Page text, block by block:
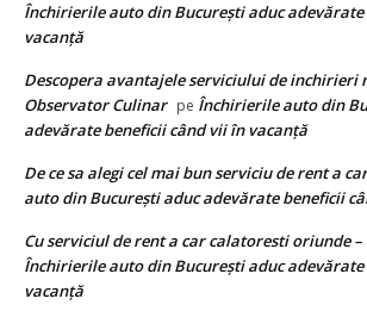
Închirierile auto din București aduc
vacanță
Descopera avantajele serviciului de inchirieri
Observator Culinar pe Închirierile auto din
adevărate beneficii când vii în vacanță
De ce sa alegi cel mai bun serviciu de rent a car
auto din București aduc adevărate beneficii
Cu serviciul de rent a car calatoresti oriunde –
Închirierile auto din București aduc
vacanță